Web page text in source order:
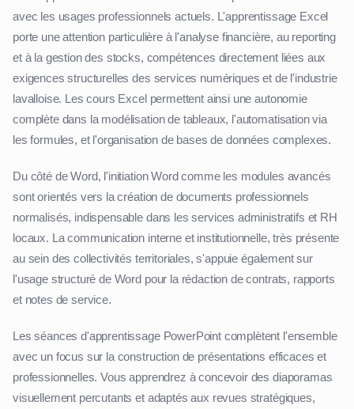
avec les usages professionnels actuels. L'apprentissage Excel
porte une attention particulière à l'analyse financière, au reporting
et à la gestion des stocks, compétences directement liées aux
exigences structurelles des services numériques et de l'industrie
lavalloise. Les cours Excel permettent ainsi une autonomie
complète dans la modélisation de tableaux, l'automatisation via
les formules, et l'organisation de bases de données complexes.
Du côté de Word, l'initiation Word comme les modules avancés
sont orientés vers la création de documents professionnels
normalisés, indispensable dans les services administratifs et RH
locaux. La communication interne et institutionnelle, très présente
au sein des collectivités territoriales, s'appuie également sur
l'usage structuré de Word pour la rédaction de contrats, rapports
et notes de service.
Les séances d'apprentissage PowerPoint complètent l'ensemble
avec un focus sur la construction de présentations efficaces et
professionnelles. Vous apprendrez à concevoir des diaporamas
visuellement percutants et adaptés aux revues stratégiques,